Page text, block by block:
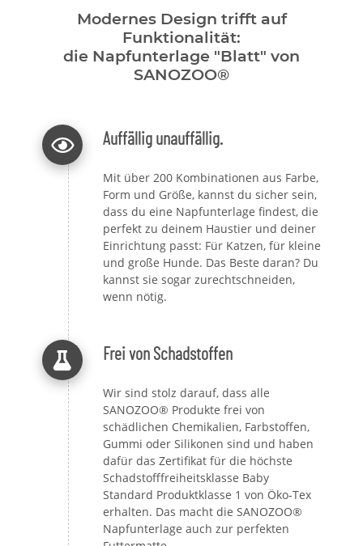
Modernes Design trifft auf
Funktionalität:
die Napfunterlage "Blatt" von
SANOZOO®
Auffällig unauffällig.
Mit über 200 Kombinationen aus Farbe,
Form und Größe, kannst du sicher sein,
dass du eine Napfunterlage findest, die
perfekt zu deinem Haustier und deiner
Einrichtung passt: Für Katzen, für kleine
und große Hunde. Das Beste daran? Du
kannst sie sogar zurechtschneiden,
wenn nötig.
Frei von Schadstoffen
Wir sind stolz darauf, dass alle
SANOZOO® Produkte frei von
schädlichen Chemikalien, Farbstoffen,
Gummi oder Silikonen sind und haben
dafür das Zertifikat für die höchste
Schadstofffreiheitsklasse Baby
Standard Produktklasse 1 von Öko-Tex
erhalten. Das macht die SANOZOO®
Napfunterlage auch zur perfekten